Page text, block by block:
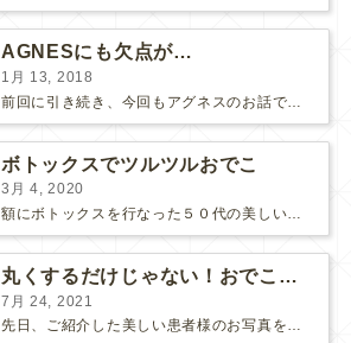
AGNESにも欠点が…
1月 13, 2018
ボトックスでツルツルおでこ
3月 4, 2020
額にボトックスを行なった５０代の美しい女性です。 エイジングとともに横ジワが目立つようになって、 キメが乱れてツヤが無くなってきます。 ボトックスを額に注射すると 横ジワが目立たなくな...
丸くするだけじゃない！おでこのヒアルロン酸注射
7月 24, 2021
先日、ご紹介した美しい患者様のお写真を使わせていただいて、おでこのヒアルロン酸注射について説明します。 （≫ 写真の患者様の経過はこちら『２年間で若返って綺麗になられた患者様』） なぜおでこに...